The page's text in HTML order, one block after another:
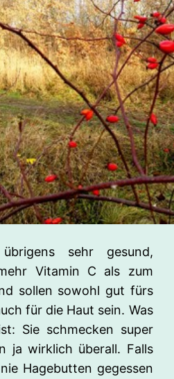
sehr gesund,
Vitamin C als zum
sollen sowohl gut fürs
für die Haut sein. Was
Sie schmecken super
ja wirklich überall. Falls
Hagebutten gegessen